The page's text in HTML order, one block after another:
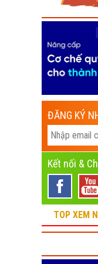
ĐĂNG KÝ
Kết nối &
TOP XEM